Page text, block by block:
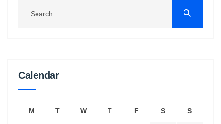
Calendar
M T W T F S S